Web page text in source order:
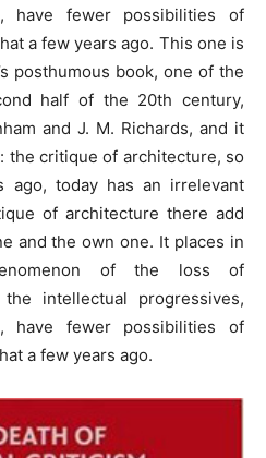
have fewer possibilities of
a few years ago. This one is
posthumous book, one of the
half of the 20th century,
and J. M. Richards, and it
the critique of architecture, so
ago, today has an irrelevant
of architecture there add
and the own one. It places in
of the loss of
intellectual progressives,
have fewer possibilities of
a few years ago.